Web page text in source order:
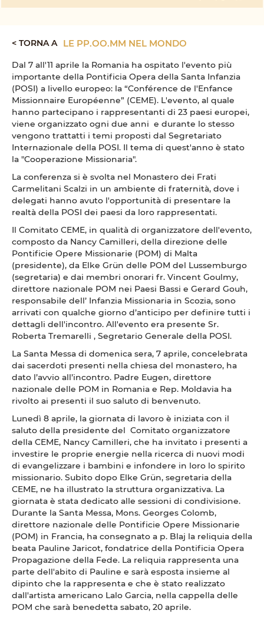
< TORNA A LE PP.OO.MM NEL MONDO
Dal 7 all'11 aprile la Romania ha ospitato l'evento più
importante della Pontificia Opera della Santa Infanzia
(POSI) a livello europeo: la “Conférence de l'Enfance
Missionnaire Européenne” (CEME). L'evento, al quale
hanno partecipano i rappresentanti di 23 paesi europei,
viene organizzato ogni due anni e durante lo stesso
vengono trattatti i temi proposti dal Segretariato
Internazionale della POSI. Il tema di quest'anno è stato
la "Cooperazione Missionaria".
La conferenza si è svolta nel Monastero dei Frati
Carmelitani Scalzi in un ambiente di fraternità, dove i
delegati hanno avuto l'opportunità di presentare la
realtà della POSI dei paesi da loro rappresentati.
Il Comitato CEME, in qualità di organizzatore dell'evento,
composto da Nancy Camilleri, della direzione delle
Pontificie Opere Missionarie (POM) di Malta
(presidente), da Elke Grün delle POM del Lussemburgo
(segretaria) e dai membri onorari fr. Vincent Goulmy,
direttore nazionale POM nei Paesi Bassi e Gerard Gouh,
responsabile dell’ Infanzia Missionaria in Scozia, sono
arrivati con qualche giorno d’anticipo per definire tutti i
dettagli dell'incontro. All'evento era presente Sr.
Roberta Tremarelli , Segretario Generale della POSI.
La Santa Messa di domenica sera, 7 aprile, concelebrata
dai sacerdoti presenti nella chiesa del monastero, ha
dato l’avvio all’incontro. Padre Eugen, direttore
nazionale delle POM in Romania e Rep. Moldavia ha
rivolto ai presenti il suo saluto di benvenuto.
Lunedì 8 aprile, la giornata di lavoro è iniziata con il
saluto della presidente del Comitato organizzatore
della CEME, Nancy Camilleri, che ha invitato i presenti a
investire le proprie energie nella ricerca di nuovi modi
di evangelizzare i bambini e infondere in loro lo spirito
missionario. Subito dopo Elke Grün, segretaria della
CEME, ne ha illustrato la struttura organizzativa. La
giornata è stata dedicato alle sessioni di condivisione.
Durante la Santa Messa, Mons. Georges Colomb,
direttore nazionale delle Pontificie Opere Missionarie
(POM) in Francia, ha consegnato a p. Blaj la reliquia della
beata Pauline Jaricot, fondatrice della Pontificia Opera
Propagazione della Fede. La reliquia rappresenta una
parte dell'abito di Pauline e sarà esposta insieme al
dipinto che la rappresenta e che è stato realizzato
dall'artista americano Lalo Garcia, nella cappella delle
POM che sarà benedetta sabato, 20 aprile.